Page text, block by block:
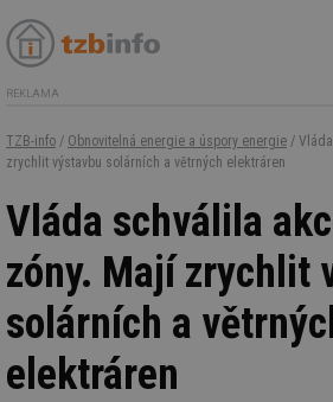
REKLAMA
TZB-info / Obnovitelná energie a úspory energie /
zrychlit výstavbu solárních a větrných elektráren
Vláda schválila
zóny. Mají zrychlit
solárních a
elektráren